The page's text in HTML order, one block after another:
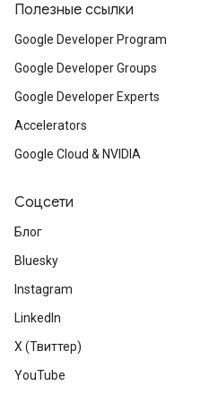
Полезные ссылки
Google Developer Program
Google Developer Groups
Google Developer Experts
Accelerators
Google Cloud & NVIDIA
Соцсети
Блог
Bluesky
Instagram
LinkedIn
X (Твиттер)
YouTube